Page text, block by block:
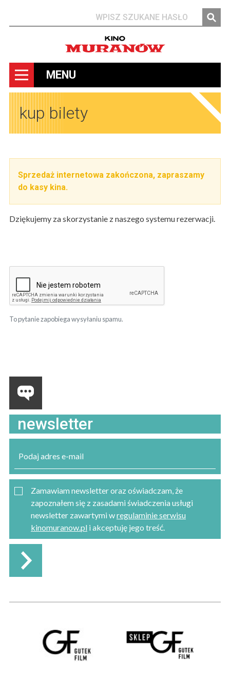
MENU
kup bilety
Sprzedaż internetowa zakończona, zapraszamy
do kasy kina.
Dziękujemy za skorzystanie z naszego systemu rezerwacji.
To pytanie zapobiega wysyłaniu spamu.
newsletter
Zamawiam newsletter oraz oświadczam, że
zapoznałem się z zasadami świadczenia usługi
newsletter zawartymi wregulaminie serwisu
kinomuranow.pl i akceptuję jego treść.